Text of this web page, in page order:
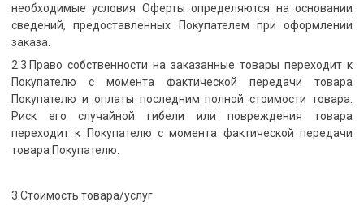
необходимые условия Оферты определяются на основании
сведений, предоставленных Покупателем при оформлении
заказа.
2.3.Право собственности на заказанные товары переходит к
Покупателю с момента фактической передачи товара
Покупателю и оплаты последним полной стоимости товара.
Риск его случайной гибели или повреждения товара
переходит к Покупателю с момента фактической передачи
товара Покупателю.
3.Стоимость товара/услуг